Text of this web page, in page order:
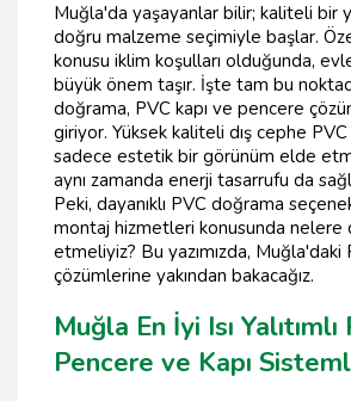
Muğla'da yaşayanlar bilir; kaliteli bir
doğru malzeme seçimiyle başlar.
konusu iklim koşulları olduğunda,
büyük önem taşır. İşte tam bu
doğrama, PVC kapı ve pencere
giriyor. Yüksek kaliteli dış cephe
sadece estetik bir görünüm elde
aynı zamanda enerji tasarrufu da
Peki, dayanıklı PVC doğrama
montaj hizmetleri konusunda nelere
etmeliyiz? Bu yazımızda, Muğla'daki
çözümlerine yakından bakacağız.
Muğla En İyi Isı Yalıtımlı
Pencere ve Kapı